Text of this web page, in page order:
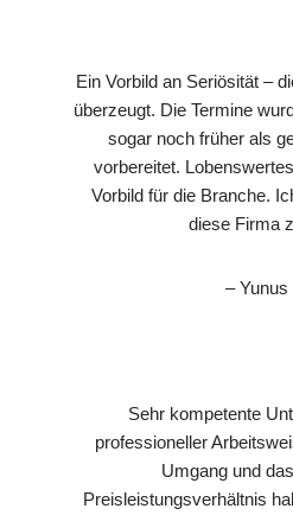
Ein Vorbild an Seriösität –
überzeugt. Die Termine
sogar noch früher als
vorbereitet.
Vorbild für die Branche.
diese Firma
– Yunus
Sehr kompetente
professioneller
Umgang und
Preisleistungsverhältnis